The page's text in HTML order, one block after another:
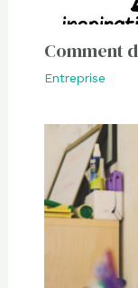
Comment
Entreprise